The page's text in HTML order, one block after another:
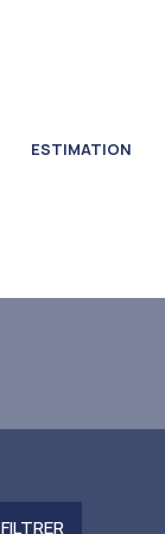
ESTIMATION
FILTRER